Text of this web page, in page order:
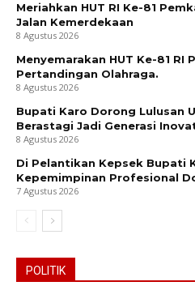
Meriahkan HUT RI Ke-81
Jalan Kemerdekaan
8 Agustus 2026
Menyemarakan HUT Ke-81 RI
Pertandingan Olahraga.
8 Agustus 2026
Bupati Karo Dorong Lulusan
Berastagi Jadi Generasi
8 Agustus 2026
Di Pelantikan Kepsek Bupati
Kepemimpinan Profesional
7 Agustus 2026
POLITIK